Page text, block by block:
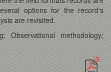
options for the record's
are revisited.
Observational methodology;